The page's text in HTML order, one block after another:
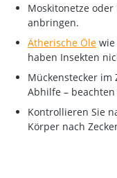
Moskitonetze
anbringen.
Ätherische Öle wie
haben Insekten
Mückenstecker
Abhilfe –
Kontrollieren Sie
Körper nach